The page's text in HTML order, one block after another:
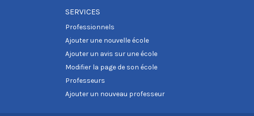
SERVICES
Professionnels
Ajouter une nouvelle école
Ajouter un avis sur une école
Modifier la page de son école
Professeurs
Ajouter un nouveau professeur